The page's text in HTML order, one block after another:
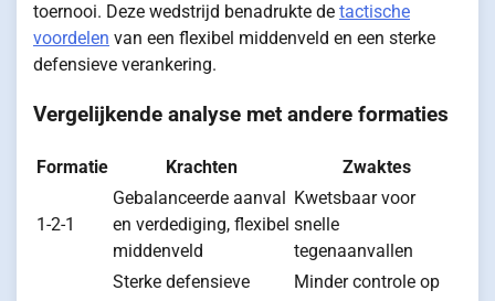
toernooi. Deze wedstrijd benadrukte de tactische
voordelen van een flexibel middenveld en een sterke
defensieve verankering.
Vergelijkende analyse met andere formaties
Formatie Krachten Zwaktes
1-2-1
Gebalanceerde aanval
en verdediging, flexibel
middenveld
Kwetsbaar voor
snelle
tegenaanvallen
Sterke defensieve
Minder controle op